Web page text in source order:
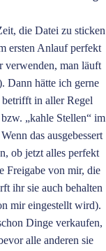
die Datei zu sticken
ersten Anlauf perfekt
verwenden, man läuft
Dann hätte ich gerne
in aller Regel
„kahle Stellen“ im
das ausgebessert
ob jetzt alles perfekt
Freigabe von mir, die
ihr sie auch behalten
mir eingestellt wird).
Dinge verkaufen,
alle anderen sie